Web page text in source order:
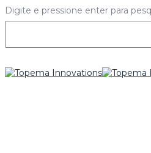
Digite e pressione enter para